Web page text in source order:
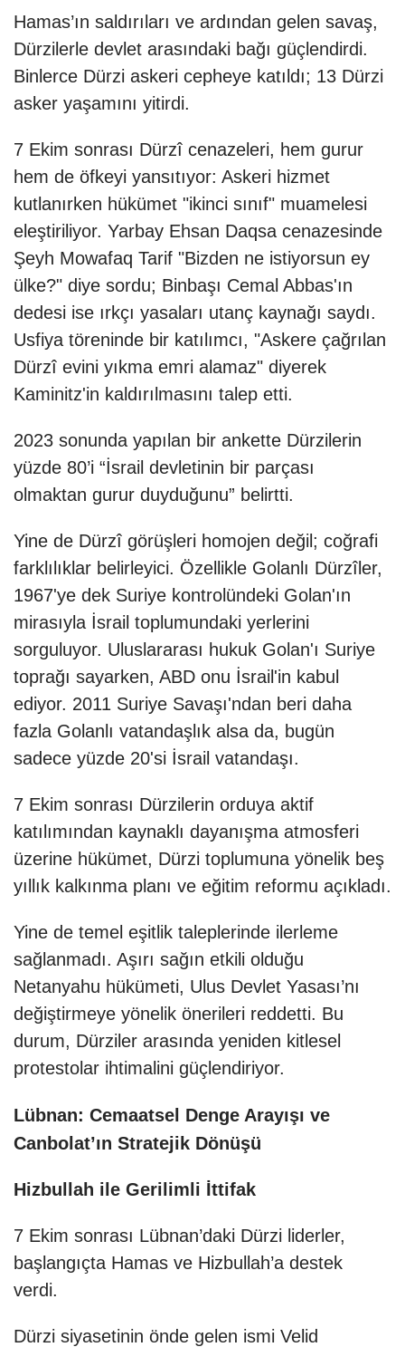
Hamas’ın saldırıları ve ardından gelen savaş,
Dürzilerle devlet arasındaki bağı güçlendirdi.
Binlerce Dürzi askeri cepheye katıldı; 13 Dürzi
asker yaşamını yitirdi.
7 Ekim sonrası Dürzî cenazeleri, hem gurur
hem de öfkeyi yansıtıyor: Askeri hizmet
kutlanırken hükümet "ikinci sınıf" muamelesi
eleştiriliyor. Yarbay Ehsan Daqsa cenazesinde
Şeyh Mowafaq Tarif "Bizden ne istiyorsun ey
ülke?" diye sordu; Binbaşı Cemal Abbas'ın
dedesi ise ırkçı yasaları utanç kaynağı saydı.
Usfiya töreninde bir katılımcı, "Askere çağrılan
Dürzî evini yıkma emri alamaz" diyerek
Kaminitz'in kaldırılmasını talep etti.
2023 sonunda yapılan bir ankette Dürzilerin
yüzde 80’i “İsrail devletinin bir parçası
olmaktan gurur duyduğunu” belirtti.
Yine de Dürzî görüşleri homojen değil; coğrafi
farklılıklar belirleyici. Özellikle Golanlı Dürzîler,
1967'ye dek Suriye kontrolündeki Golan'ın
mirasıyla İsrail toplumundaki yerlerini
sorguluyor. Uluslararası hukuk Golan'ı Suriye
toprağı sayarken, ABD onu İsrail'in kabul
ediyor. 2011 Suriye Savaşı'ndan beri daha
fazla Golanlı vatandaşlık alsa da, bugün
sadece yüzde 20'si İsrail vatandaşı.
7 Ekim sonrası Dürzilerin orduya aktif
katılımından kaynaklı dayanışma atmosferi
üzerine hükümet, Dürzi toplumuna yönelik beş
yıllık kalkınma planı ve eğitim reformu açıkladı.
Yine de temel eşitlik taleplerinde ilerleme
sağlanmadı. Aşırı sağın etkili olduğu
Netanyahu hükümeti, Ulus Devlet Yasası’nı
değiştirmeye yönelik önerileri reddetti. Bu
durum, Dürziler arasında yeniden kitlesel
protestolar ihtimalini güçlendiriyor.
Lübnan: Cemaatsel Denge Arayışı ve
Canbolat’ın Stratejik Dönüşü
Hizbullah ile Gerilimli İttifak
7 Ekim sonrası Lübnan’daki Dürzi liderler,
başlangıçta Hamas ve Hizbullah’a destek
verdi.
Dürzi siyasetinin önde gelen ismi Velid